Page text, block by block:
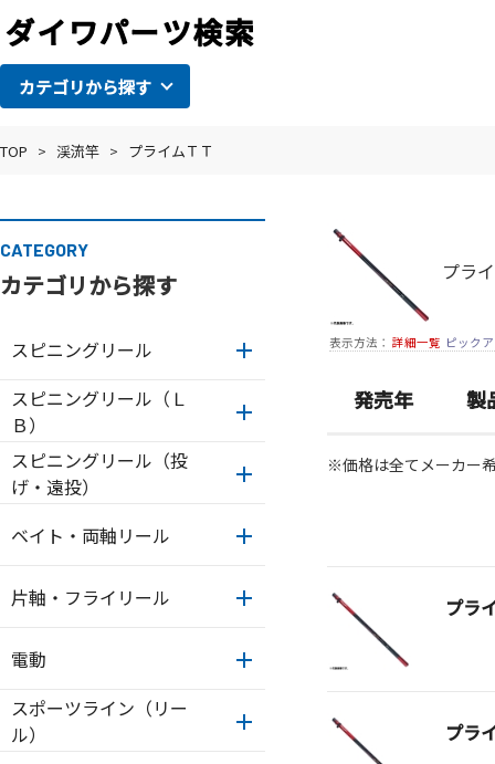
カテゴリから探す
TOP > 渓流竿 > プライムＴＴ
CATEGORY
カテゴリから探す
スピニングリール
スピニングリール（Ｌ
Ｂ）
スピニングリール（投
げ・遠投）
ベイト・両軸リール
片軸・フライリール
電動
スポーツライン（リー
ル）
プラ
表示方法： 詳細一覧 ピック
発売年 製
※価格は全てメーカー
プラ
プラ